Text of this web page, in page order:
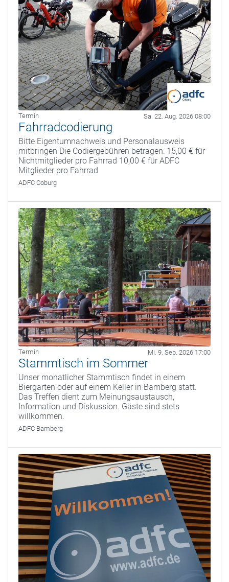
Termin Sa. 22. Aug. 2026 08:00
Fahrradcodierung
Bitte Eigentumnachweis und Personalausweis
mitbringen Die Codiergebühren betragen: 15,00 € für
Nichtmitglieder pro Fahrrad 10,00 € für ADFC
Mitglieder pro Fahrrad
ADFC Coburg
Termin Mi. 9. Sep. 2026 17:00
Stammtisch im Sommer
Unser monatlicher Stammtisch findet in einem
Biergarten oder auf einem Keller in Bamberg statt.
Das Treffen dient zum Meinungsaustausch,
Information und Diskussion. Gäste sind stets
willkommen.
ADFC Bamberg